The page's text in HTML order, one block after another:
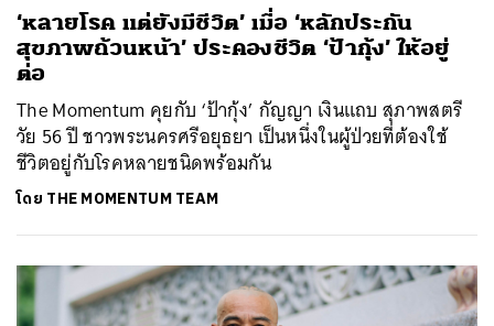
‘หลายโรค แต่ยังมีชีวิต’ เมื่อ ‘หลักประกัน
สุขภาพถ้วนหน้า’ ประคองชีวิต ‘ป้ากุ้ง’ ให้อยู่
ต่อ
The Momentum คุยกับ ‘ป้ากุ้ง’ กัญญา เงินแถบ สุภาพสตรี
วัย 56 ปี ชาวพระนครศรีอยุธยา เป็นหนึ่งในผู้ป่วยที่ต้องใช้
ชีวิตอยู่กับโรคหลายชนิดพร้อมกัน
โดย THE MOMENTUM TEAM
ค้นหา